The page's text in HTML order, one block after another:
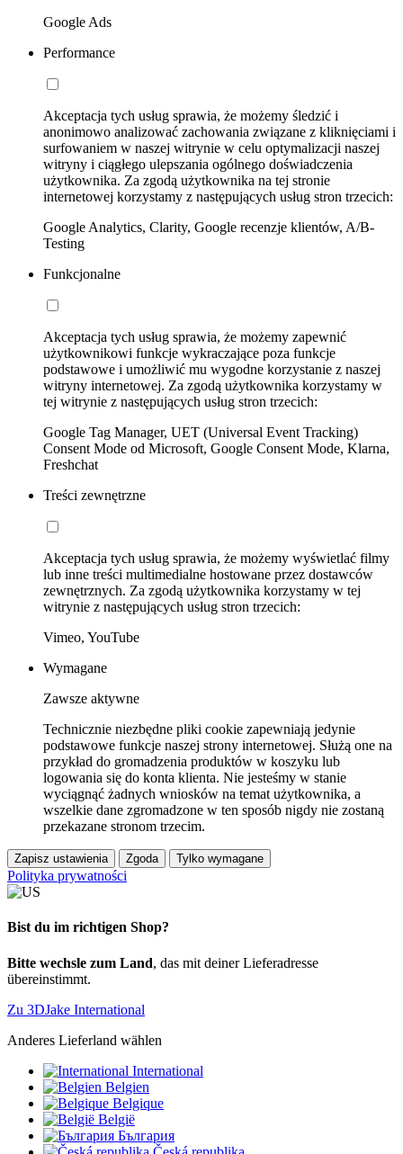
Google Ads
Performance
Akceptacja tych usług sprawia, że możemy śledzić i
anonimowo analizować zachowania związane z kliknięciami i
surfowaniem w naszej witrynie w celu optymalizacji naszej
witryny i ciągłego ulepszania ogólnego doświadczenia
użytkownika. Za zgodą użytkownika na tej stronie
internetowej korzystamy z następujących usług stron trzecich:
Google Analytics, Clarity, Google recenzje klientów, A/B-
Testing
Funkcjonalne
Akceptacja tych usług sprawia, że możemy zapewnić
użytkownikowi funkcje wykraczające poza funkcje
podstawowe i umożliwić mu wygodne korzystanie z naszej
witryny internetowej. Za zgodą użytkownika korzystamy w
tej witrynie z następujących usług stron trzecich:
Google Tag Manager, UET (Universal Event Tracking)
Consent Mode od Microsoft, Google Consent Mode, Klarna,
Freshchat
Treści zewnętrzne
Akceptacja tych usług sprawia, że możemy wyświetlać filmy
lub inne treści multimedialne hostowane przez dostawców
zewnętrznych. Za zgodą użytkownika korzystamy w tej
witrynie z następujących usług stron trzecich:
Vimeo, YouTube
Wymagane
Zawsze aktywne
Technicznie niezbędne pliki cookie zapewniają jedynie
podstawowe funkcje naszej strony internetowej. Służą one na
przykład do gromadzenia produktów w koszyku lub
logowania się do konta klienta. Nie jesteśmy w stanie
wyciągnąć żadnych wniosków na temat użytkownika, a
wszelkie dane zgromadzone w ten sposób nigdy nie zostaną
przekazane stronom trzecim.
Zapisz ustawienia Zgoda Tylko wymagane
Polityka prywatności
Bist du im richtigen Shop?
Bitte wechsle zum Land, das mit deiner Lieferadresse
übereinstimmt.
Zu 3DJake International
Anderes Lieferland wählen
International
Belgien
Belgique
België
България